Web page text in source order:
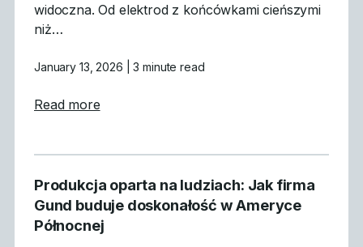
widoczna. Od elektrod z końcówkami cieńszymi
niż…
January 13, 2026 | 3 minute read
Read moreabout Precyzyjna produkcja form
Produkcja oparta na ludziach: Jak firma
Gund buduje doskonałość w Ameryce
Północnej